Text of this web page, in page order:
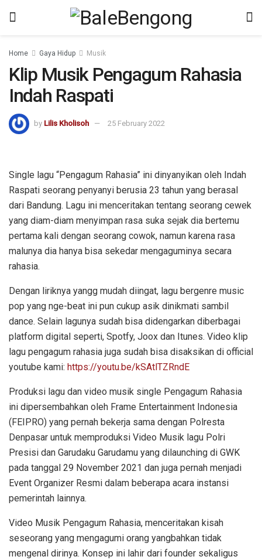
Home Gaya Hidup Musik
Klip Musik Pengagum Rahasia
Indah Raspati
by Lilis Kholisoh 25 February 2022
Single lagu “Pengagum Rahasia” ini dinyanyikan oleh Indah
Raspati seorang penyanyi berusia 23 tahun yang berasal
dari Bandung. Lagu ini menceritakan tentang seorang cewek
yang diam-diam menyimpan rasa suka sejak dia bertemu
pertama kali dengan seorang cowok, namun karena rasa
malunya dia hanya bisa sekedar mengaguminya secara
rahasia.
Dengan liriknya yangg mudah diingat, lagu bergenre music
pop yang nge-beat ini pun cukup asik dinikmati sambil
dance. Selain lagunya sudah bisa didengarkan diberbagai
platform digital seperti, Spotfy, Joox dan Itunes. Video klip
lagu pengagum rahasia juga sudah bisa disaksikan di official
youtube kami: https://youtu.be/kSAtlTZRndE
Produksi lagu dan video musik single Pengagum Rahasia
ini dipersembahkan oleh Frame Entertainment Indonesia
(FEIPRO) yang pernah bekerja sama dengan Polresta
Denpasar untuk memproduksi Video Musik lagu Polri
Presisi dan Garudaku Garudamu yang dilaunching di GWK
pada tanggal 29 November 2021 dan juga pernah menjadi
Event Organizer Resmi dalam beberapa acara instansi
pemerintah lainnya.
Video Musik Pengagum Rahasia, menceritakan kisah
seseorang yang mengagumi orang yangbahkan tidak
mengenal dirinya. Konsep ini lahir dari founder sekaligus